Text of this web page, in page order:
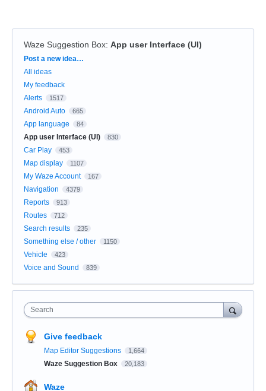
Waze Suggestion Box: App user Interface (UI)
Categories
Post a new idea…
All ideas
My feedback
Alerts
1517
Android Auto 665
App language 84
App user Interface (UI) 830
Car Play 453
Map display 1107
My Waze Account 167
Navigation 4379
Reports 913
Routes 712
Search results 235
Something else / other 1150
Vehicle 423
Voice and Sound 839
Search
Give feedback
Map Editor Suggestions 1,664
Waze Suggestion Box 20,183
Waze